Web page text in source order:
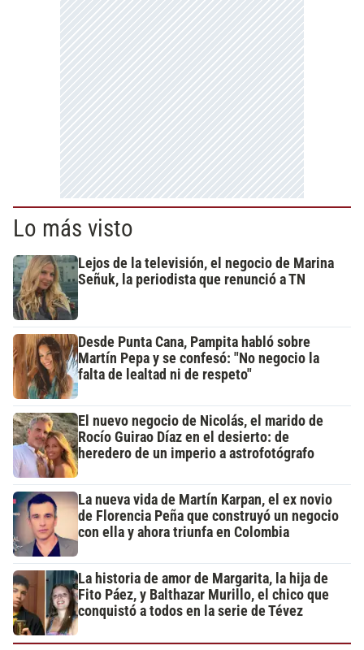
Lo más visto
Lejos de la televisión, el negocio de Marina
Señuk, la periodista que renunció a TN
Desde Punta Cana, Pampita habló sobre
Martín Pepa y se confesó: "No negocio la
falta de lealtad ni de respeto"
El nuevo negocio de Nicolás, el marido de
Rocío Guirao Díaz en el desierto: de
heredero de un imperio a astrofotógrafo
La nueva vida de Martín Karpan, el ex novio
de Florencia Peña que construyó un negocio
con ella y ahora triunfa en Colombia
La historia de amor de Margarita, la hija de
Fito Páez, y Balthazar Murillo, el chico que
conquistó a todos en la serie de Tévez